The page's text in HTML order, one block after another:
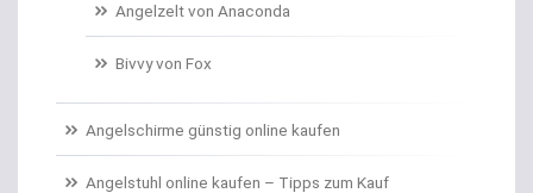
Brothaken gebunden
Campinggeschirr
Carp Care
Castingsport
Angelzelt von Anaconda
Bivvy von Fox
Angelschirme günstig online kaufen
Angelstuhl online kaufen – Tipps zum Kauf